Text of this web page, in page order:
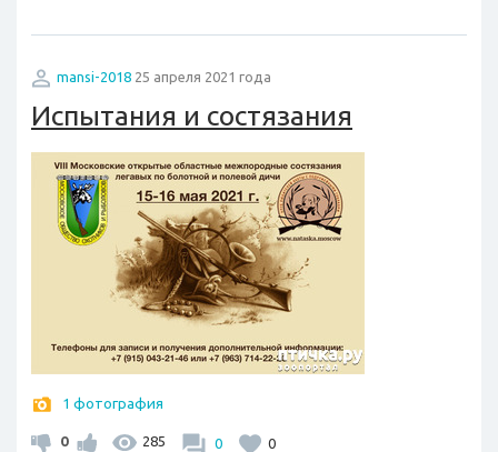
mansi-2018 25 апреля 2021 года
Испытания и состязания
1 фотография
0 285 0 0